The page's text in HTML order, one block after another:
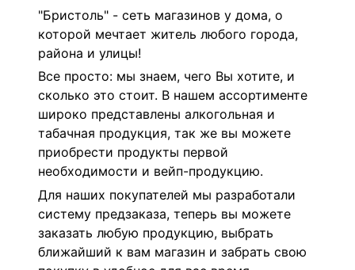
"Бристоль" - сеть магазинов у дома, о
которой мечтает житель любого города,
района и улицы!
Все просто: мы знаем, чего Вы хотите, и
сколько это стоит. В нашем ассортименте
широко представлены алкогольная и
табачная продукция, так же вы можете
приобрести продукты первой
необходимости и вейп-продукцию.
Для наших покупателей мы разработали
систему предзаказа, теперь вы можете
заказать любую продукцию, выбрать
ближайший к вам магазин и забрать свою